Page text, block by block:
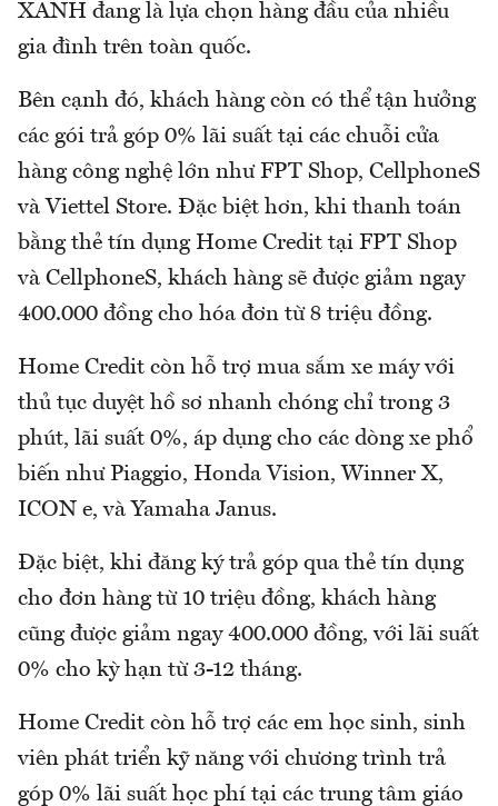
XANH đang là lựa chọn hàng đầu của nhiều
gia đình trên toàn quốc.
Bên cạnh đó, khách hàng còn có thể tận hưởng
các gói trả góp 0% lãi suất tại các chuỗi cửa
hàng công nghệ lớn như FPT Shop, CellphoneS
và Viettel Store. Đặc biệt hơn, khi thanh toán
bằng thẻ tín dụng Home Credit tại FPT Shop
và CellphoneS, khách hàng sẽ được giảm ngay
400.000 đồng cho hóa đơn từ 8 triệu đồng.
Home Credit còn hỗ trợ mua sắm xe máy với
thủ tục duyệt hồ sơ nhanh chóng chỉ trong 3
phút, lãi suất 0%, áp dụng cho các dòng xe phổ
biến như Piaggio, Honda Vision, Winner X,
ICON e, và Yamaha Janus.
Đặc biệt, khi đăng ký trả góp qua thẻ tín dụng
cho đơn hàng từ 10 triệu đồng, khách hàng
cũng được giảm ngay 400.000 đồng, với lãi suất
0% cho kỳ hạn từ 3-12 tháng.
Home Credit còn hỗ trợ các em học sinh, sinh
viên phát triển kỹ năng với chương trình trả
góp 0% lãi suất học phí tại các trung tâm giáo